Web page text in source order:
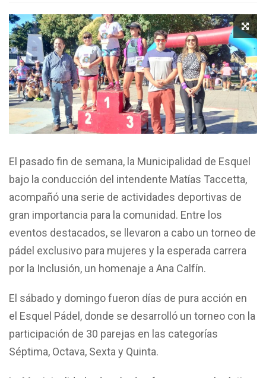
El pasado fin de semana, la Municipalidad de Esquel
bajo la conducción del intendente Matías Taccetta,
acompañó una serie de actividades deportivas de
gran importancia para la comunidad. Entre los
eventos destacados, se llevaron a cabo un torneo de
pádel exclusivo para mujeres y la esperada carrera
por la Inclusión, un homenaje a Ana Calfín.
El sábado y domingo fueron días de pura acción en
el Esquel Pádel, donde se desarrolló un torneo con la
participación de 30 parejas en las categorías
Séptima, Octava, Sexta y Quinta.